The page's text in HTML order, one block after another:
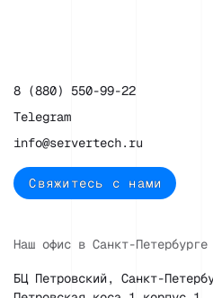
8 (880) 550-99-22
Telegram
info@servertech.ru
Свяжитесь с нами
Наш офис в Санкт-Петербурге
БЦ Петровский, Санкт-